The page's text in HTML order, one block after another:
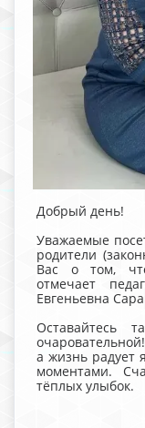
Добрый день!
Уважаемые
родители
Вас о том,
отмечает
Евгеньевна
Оставайтесь
а жизнь радует
моментами.
тёплых улыбок.